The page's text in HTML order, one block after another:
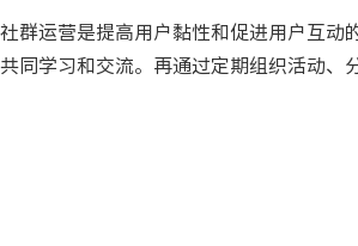
社群运营是提高用户黏性和促进用户互动
共同学习和交流。再通过定期组织活动、